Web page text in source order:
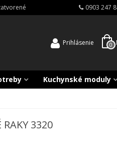
0903 247
Prihlásenie 0
Kuchynské moduly
RAKY 3320